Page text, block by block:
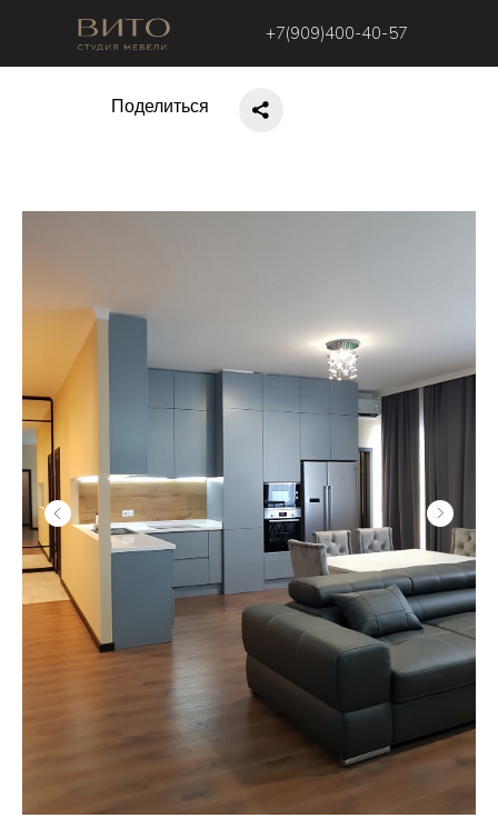
+7(909)400-40-57
Поделиться